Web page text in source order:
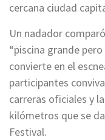
cercana ciudad
Un nadador
“piscina grande
convierte en el
participantes
carreras oficiales y
kilómetros que se
Festival.